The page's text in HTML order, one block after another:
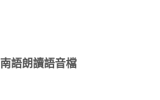
語朗讀語音檔